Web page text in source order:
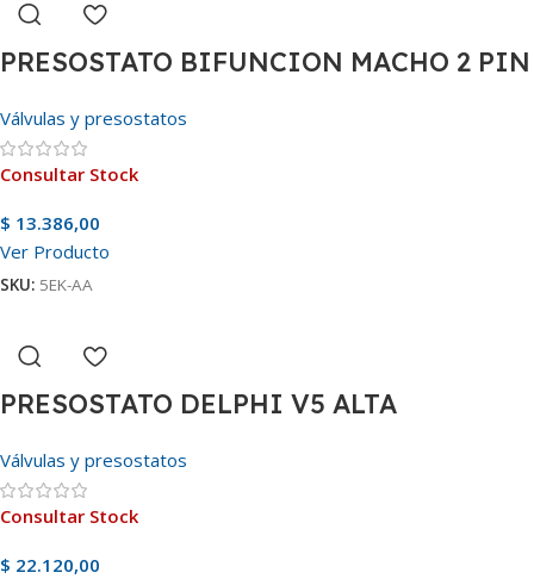
PRESOSTATO BIFUNCION MACHO 2 PIN
Válvulas y presostatos
Consultar Stock
$ 13.386,00
Ver Producto
SKU: 5EK-AA
PRESOSTATO DELPHI V5 ALTA
Válvulas y presostatos
Consultar Stock
$ 22.120,00